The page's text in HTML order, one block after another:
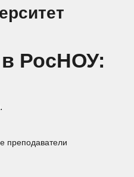
в РосНОУ:
преподаватели